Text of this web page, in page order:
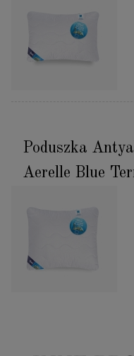
Poduszka
Aerelle Blue